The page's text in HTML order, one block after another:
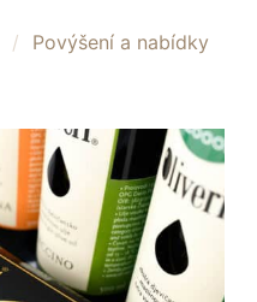
/ Povýšení a nabídky